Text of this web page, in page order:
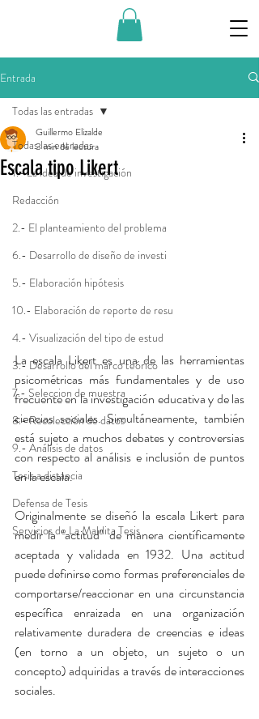
Entrada
Todas las entradas
1.- La idea de investigación
Redacción
2.- El planteamiento del problema
6.- Desarrollo de diseño de investi
5.- Elaboración hipótesis
10.- Elaboración de reporte de resu
4.- Visualización del tipo de estud
3.- Desarrollo del marco teórico
7.- Seleccion de muestra
8.- Recolección de datos
9.- Análisis de datos
Tesis a distancia
Defensa de Tesis
Servicios de La Maldita Tesis
Todas las entradas
Escala tipo Likert
Guillermo Elizalde
3 min de lectura
La escala Likert es una de las herramientas
psicométricas más fundamentales y de uso
frecuente en la investigación educativa y de las
ciencias sociales. Simultáneamente, también
está sujeto a muchos debates y controversias
con respecto al análisis e inclusión de puntos
en la escala.
Originalmente se diseñó la escala Likert para
medir la "actitud" de manera científicamente
aceptada y validada en 1932. Una actitud
puede definirse como formas preferenciales de
comportarse/reaccionar en una circunstancia
específica enraizada en una organización
relativamente duradera de creencias e ideas
(en torno a un objeto, un sujeto o un
concepto) adquiridas a través de interacciones
sociales.